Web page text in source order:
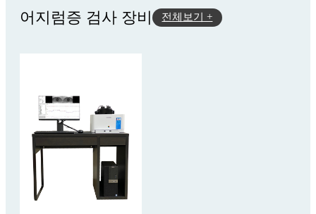
어지럼증 검사 장비 전체보기 +